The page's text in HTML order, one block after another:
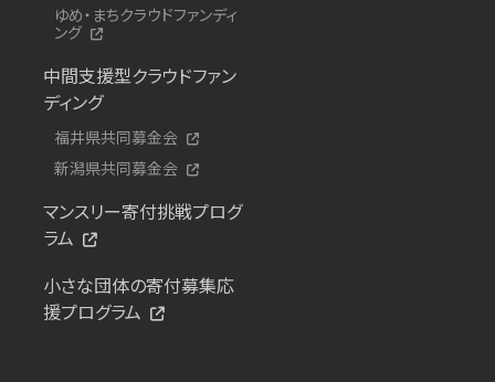
ゆめ・まちクラウドファンディ
ング
中間支援型クラウドファン
ディング
福井県共同募金会
新潟県共同募金会
マンスリー寄付挑戦プログ
ラム
小さな団体の寄付募集応
援プログラム